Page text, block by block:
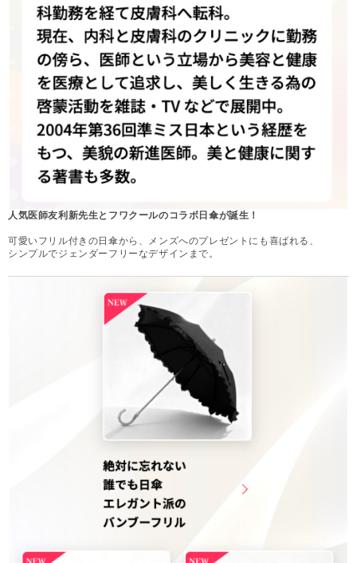
人気医師友利新先生とフワクールのコラボ日傘が誕生！
可愛いフリル付きの日傘から、メンズへのプレゼントにも喜ばれる、
シンプルでジェンダーフリーなデザインまで。